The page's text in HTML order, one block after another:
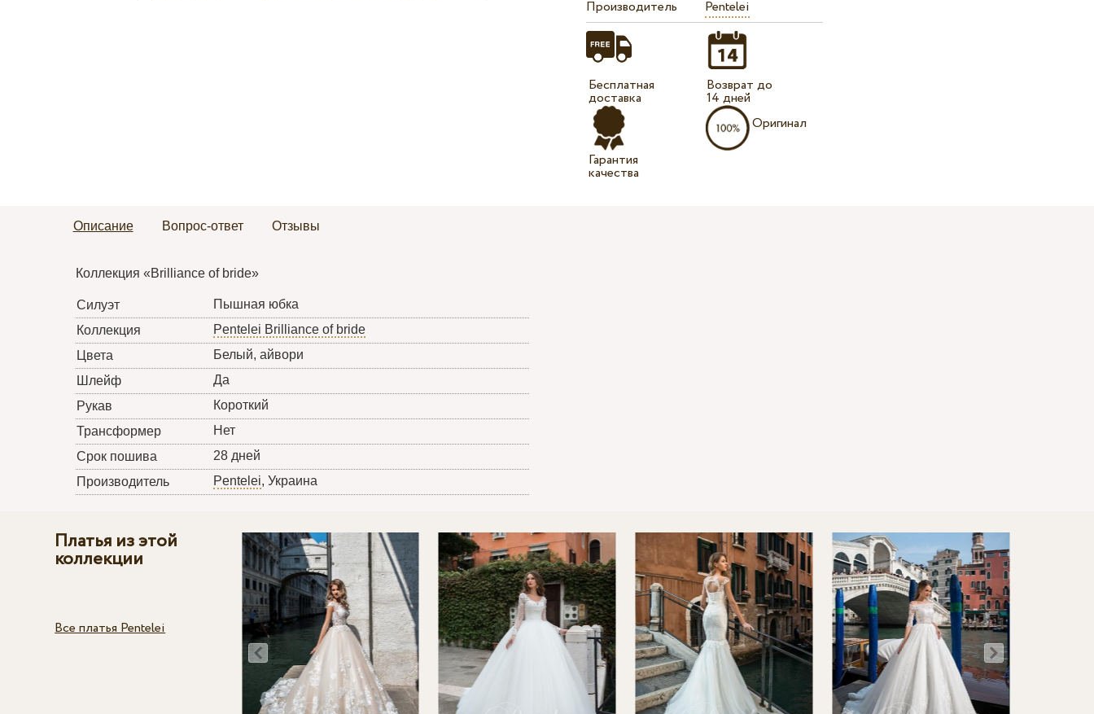
Производитель
Pentelei
Бесплатная
доставка
Гарантия
качества
Возврат до
14 дней
Оригинал
Описание Вопрос-ответ Отзывы
Коллекция «Brilliance of bride»
Силуэт
Пышная юбка
Коллекция
Pentelei Brilliance of bride
Цвета
Белый, айвори
Шлейф
Да
Рукав
Короткий
Трансформер
Нет
Срок пошива
28 дней
Производитель
Pentelei, Украина
Платья из этой
коллекции
Все платья Pentelei